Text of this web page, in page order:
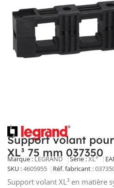
Support volant
XL³ 75 mm 037350
Marque :LEGRAND Série :XL³
SKU :4605955 Réf. fabricant :
Support volant XL³ en matière